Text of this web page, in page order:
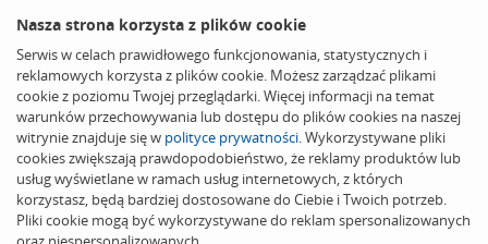
Nasza strona korzysta z plików cookie
Serwis w celach prawidłowego funkcjonowania, statystycznych i
reklamowych korzysta z plików cookie. Możesz zarządzać plikami
cookie z poziomu Twojej przeglądarki. Więcej informacji na temat
warunków przechowywania lub dostępu do plików cookies na naszej
witrynie znajduje się w polityce prywatności. Wykorzystywane pliki
cookies zwiększają prawdopodobieństwo, że reklamy produktów lub
usług wyświetlane w ramach usług internetowych, z których
korzystasz, będą bardziej dostosowane do Ciebie i Twoich potrzeb.
Pliki cookie mogą być wykorzystywane do reklam spersonalizowanych